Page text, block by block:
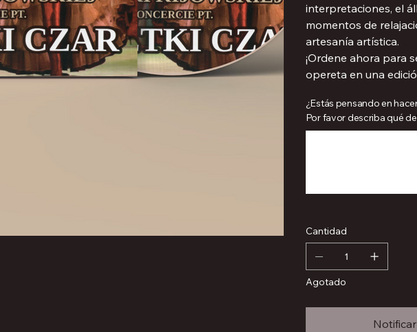
interpretaciones, el
momentos de
artesanía artística.
¡Ordene ahora para
opereta en una
¿Estás pensando en
Por favor describa qué
Cantidad
Agotado